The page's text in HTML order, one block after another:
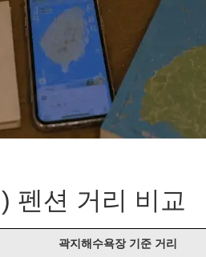
펜션 거리 비교
곽지해수욕장 기준 거리